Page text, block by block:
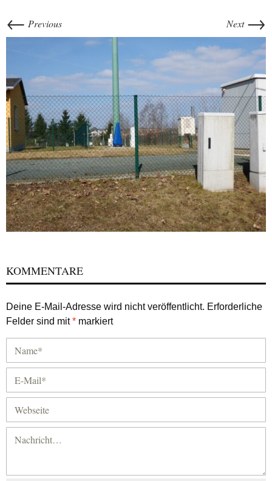
← Previous Next →
KOMMENTARE
Deine E-Mail-Adresse wird nicht veröffentlicht. Erforderliche
Felder sind mit* markiert